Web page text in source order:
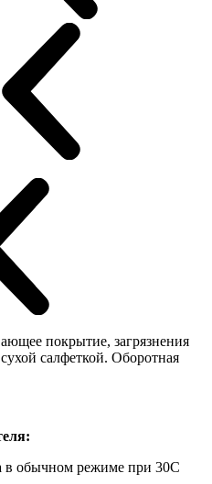
покрытие, загрязнения
салфеткой. Оборотная
в обычном режиме при 30С